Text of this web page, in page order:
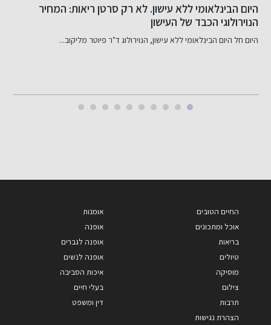
היום הבינלאומי ללא עישון. לא רק סרטן ריאות: המחיר
הנוירולוגי הכבד של העישון
היום חל היום הבינלאומי ללא עישון, הנוירולוג ד"ר פיוטר מליקוב...
החיים הטובים
אוכל ומתכונים
בריאות
טיולים
מוסיקה
צילום
תרבות
הצהרת נגישות
אומנות
אופנה
אופנה לגברים
אופנה לנשים
איכות הסביבה
בעלי חיים
דין ומשפט